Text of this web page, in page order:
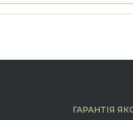
ГАРАНТІЯ